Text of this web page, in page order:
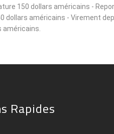
150 dollars américains -
américains - Virement
Rapides